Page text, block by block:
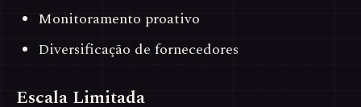
Monitoramento proativo
Diversificação de fornecedores
Escala Limitada